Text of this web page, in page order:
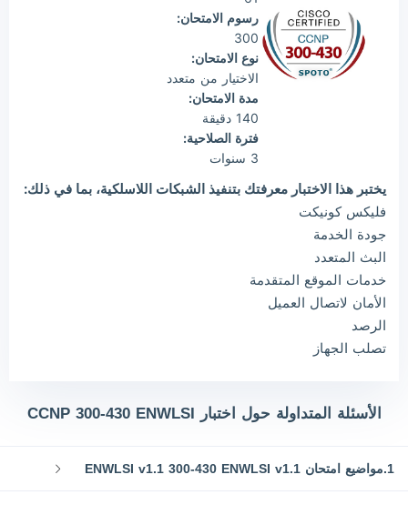
رسوم الامتحان:
300
نوع الامتحان:
الاختيار من متعدد
مدة الامتحان:
140 دقيقة
فترة الصلاحية:
3 سنوات
يختبر هذا الاختبار معرفتك بتنفيذ الشبكات اللاسلكية، بما في ذلك:
فليكس كونيكت
جودة الخدمة
البث المتعدد
خدمات الموقع المتقدمة
الأمان لاتصال العميل
الرصد
تصلب الجهاز
الأسئلة المتداولة حول اختبار CCNP 300-430 ENWLSI
1.مواضيع امتحان ENWLSI v1.1 300-430 ENWLSI v1.1